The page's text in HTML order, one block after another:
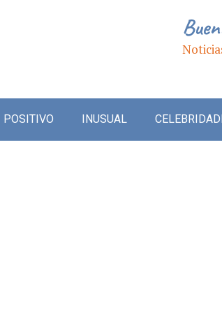
POSITIVO INUSUAL